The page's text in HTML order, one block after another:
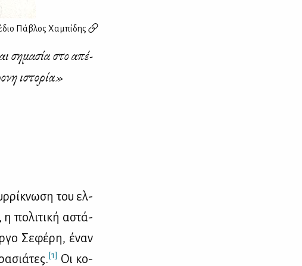
Πάβλος Χαμπίδης
ση­μα­σία στο απέ­
ιστο­ρία»
του ελ­
η πο­λι­τι­κή αστά­
Σε­φέ­ρη, έναν
[1] Οι κο­